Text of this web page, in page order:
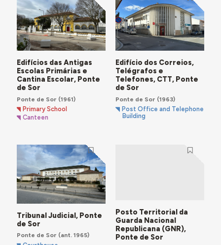
Edifícios das Antigas
Escolas Primárias e
Cantina Escolar, Ponte
de Sor
Ponte de Sor (1961)
Primary School
Canteen
Edifício dos Correios,
Telégrafos e
Telefones, CTT, Ponte
de Sor
Ponte de Sor (1963)
Post Office and Telephone
Building
Tribunal Judicial, Ponte
de Sor
Ponte de Sor (ant. 1965)
Posto Territorial da
Guarda Nacional
Republicana (GNR),
Ponte de Sor